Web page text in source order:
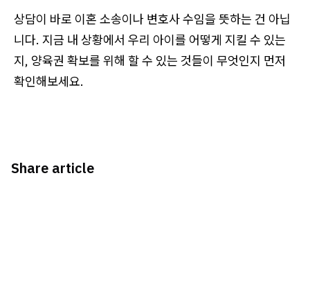
상담이 바로 이혼 소송이나 변호사 수임을 뜻하는 건 아닙
니다. 지금 내 상황에서 우리 아이를 어떻게 지킬 수 있는
지, 양육권 확보를 위해 할 수 있는 것들이 무엇인지 먼저
확인해보세요.
Share article